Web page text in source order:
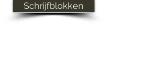
Schrijfblokken